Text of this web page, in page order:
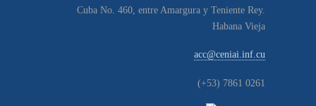
Cuba No. 460, entre Amargura y Teniente Rey.
Habana Vieja
acc@ceniai.inf.cu
(+53) 7861 0261